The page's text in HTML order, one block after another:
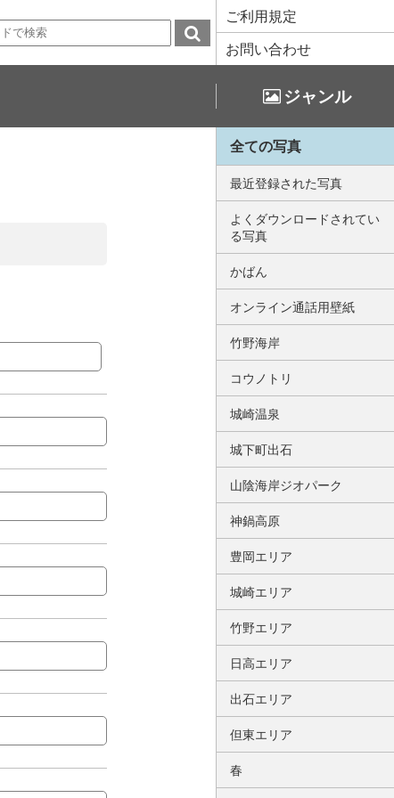
ご利用規定
お問い合わせ
ジャンル
全ての写真
最近登録された写真
よくダウンロードされてい
る写真
かばん
オンライン通話用壁紙
竹野海岸
コウノトリ
城崎温泉
城下町出石
山陰海岸ジオパーク
神鍋高原
豊岡エリア
城崎エリア
竹野エリア
日高エリア
出石エリア
但東エリア
春